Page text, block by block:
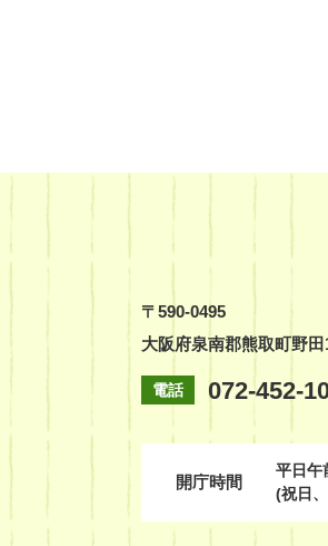
〒590-0495
大阪府泉南郡熊取町野
電話 072-452-
開庁時間
平日午
(祝日